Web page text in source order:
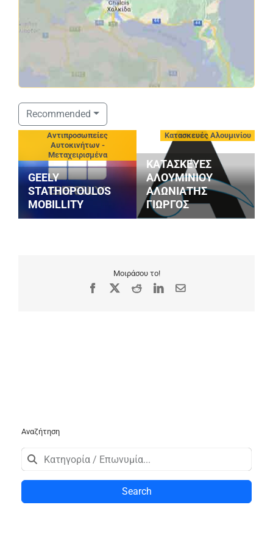
Recommended
Αντιπροσωπείες
Αυτοκινήτων -
Μεταχειρισμένα
GEELY
STATHOPOULOS
MOBILLITY
Κατασκευές Αλουμινίου
ΚΑΤΑΣΚΕΥΕΣ
ΑΛΟΥΜΙΝΙΟΥ
ΑΛΩΝΙΑΤΗΣ
ΓΙΩΡΓΟΣ
Μοιράσου το!
Facebook RedditLinkedIn
Email
Αναζήτηση
Search